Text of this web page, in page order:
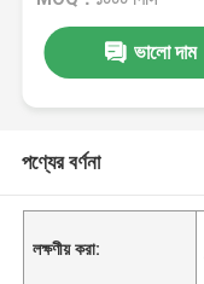
ভালো দাম
পণ্যের বর্ণনা
লক্ষণীয় করা: